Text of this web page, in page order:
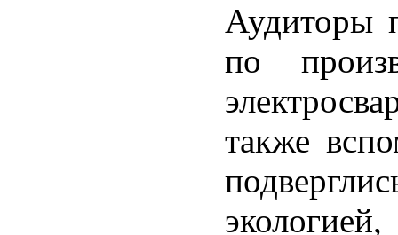
Аудиторы
по
также